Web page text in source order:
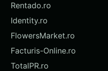
Rentado.ro
Identity.ro
FlowersMarket.ro
Facturis-Online.ro
TotalPR.ro